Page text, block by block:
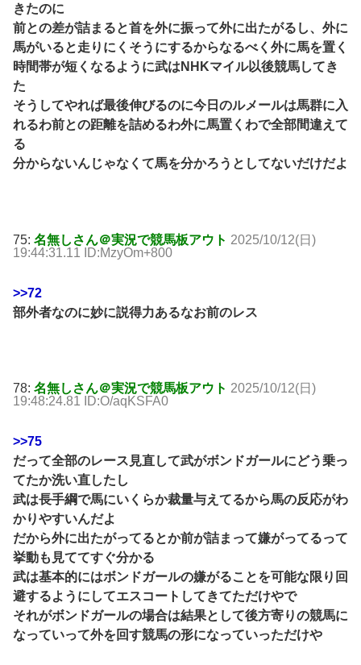
きたのに
前との差が詰まると首を外に振って外に出たがるし、外に
馬がいると走りにくそうにするからなるべく外に馬を置く
時間帯が短くなるように武はNHKマイル以後競馬してき
た
そうしてやれば最後伸びるのに今日のルメールは馬群に入
れるわ前との距離を詰めるわ外に馬置くわで全部間違えて
る
分からないんじゃなくて馬を分かろうとしてないだけだよ
75: 名無しさん＠実況で競馬板アウト 2025/10/12(日)
19:44:31.11 ID:MzyOm+800
>>72
部外者なのに妙に説得力あるなお前のレス
78: 名無しさん＠実況で競馬板アウト 2025/10/12(日)
19:48:24.81 ID:O/aqKSFA0
>>75
だって全部のレース見直して武がボンドガールにどう乗っ
てたか洗い直したし
武は長手綱で馬にいくらか裁量与えてるから馬の反応がわ
かりやすいんだよ
だから外に出たがってるとか前が詰まって嫌がってるって
挙動も見ててすぐ分かる
武は基本的にはボンドガールの嫌がることを可能な限り回
避するようにしてエスコートしてきてただけやで
それがボンドガールの場合は結果として後方寄りの競馬に
なっていって外を回す競馬の形になっていっただけや